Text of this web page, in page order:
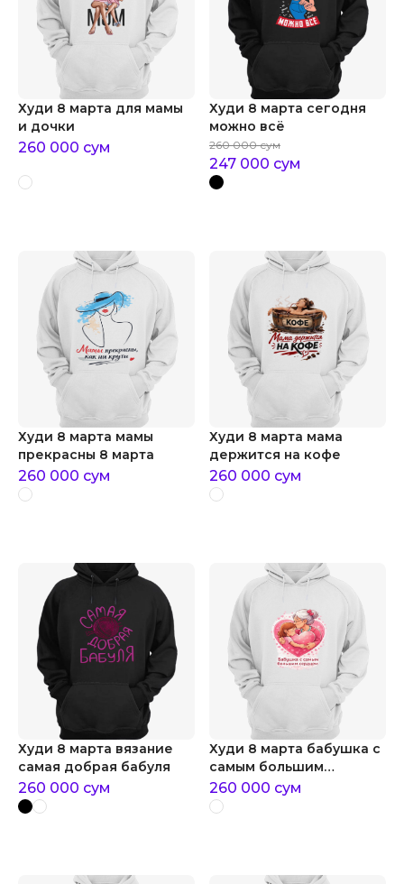
Худи 8 марта для мамы
и дочки
260 000 сум
Худи 8 марта сегодня
можно всё
260 000 сум
247 000 сум
Худи 8 марта мамы
прекрасны 8 марта
260 000 сум
Худи 8 марта мама
держится на кофе
260 000 сум
Худи 8 марта вязание
самая добрая бабуля
260 000 сум
Худи 8 марта бабушка с
самым большим
сердцем
260 000 сум